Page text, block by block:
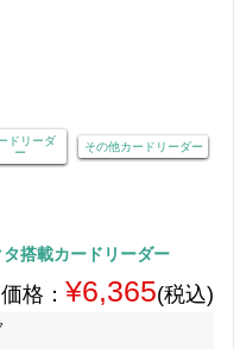
ドリーダ
ー
その他カードリーダー
搭載カードリーダー
格： ¥6,365(税込)